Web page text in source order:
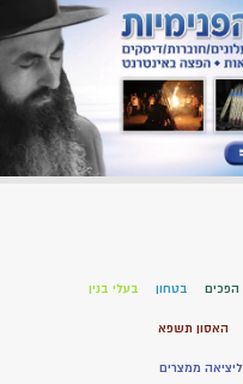
הפכים בטחון בעלי בנין
האסון תשפא
ממצרים